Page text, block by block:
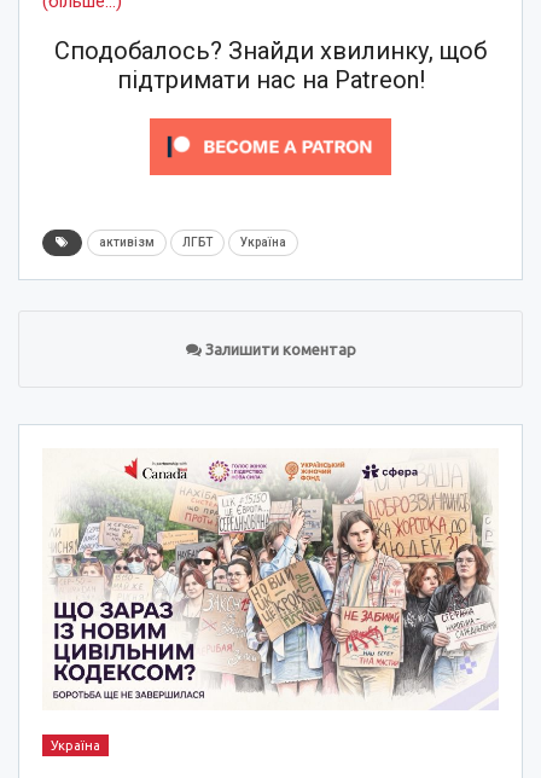
Сподобалось? Знайди хвилинку, щоб
підтримати нас на Patreon!
активізм ЛГБТ Україна
Залишити коментар
Україна